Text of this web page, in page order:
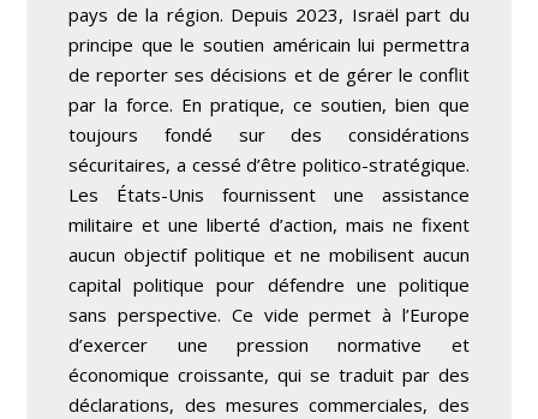
pays de la région. Depuis 2023, Israël part du
principe que le soutien américain lui permettra
de reporter ses décisions et de gérer le conflit
par la force. En pratique, ce soutien, bien que
toujours fondé sur des considérations
sécuritaires, a cessé d’être politico-stratégique.
Les États-Unis fournissent une assistance
militaire et une liberté d’action, mais ne fixent
aucun objectif politique et ne mobilisent aucun
capital politique pour défendre une politique
sans perspective. Ce vide permet à l’Europe
d’exercer une pression normative et
économique croissante, qui se traduit par des
déclarations, des mesures commerciales, des